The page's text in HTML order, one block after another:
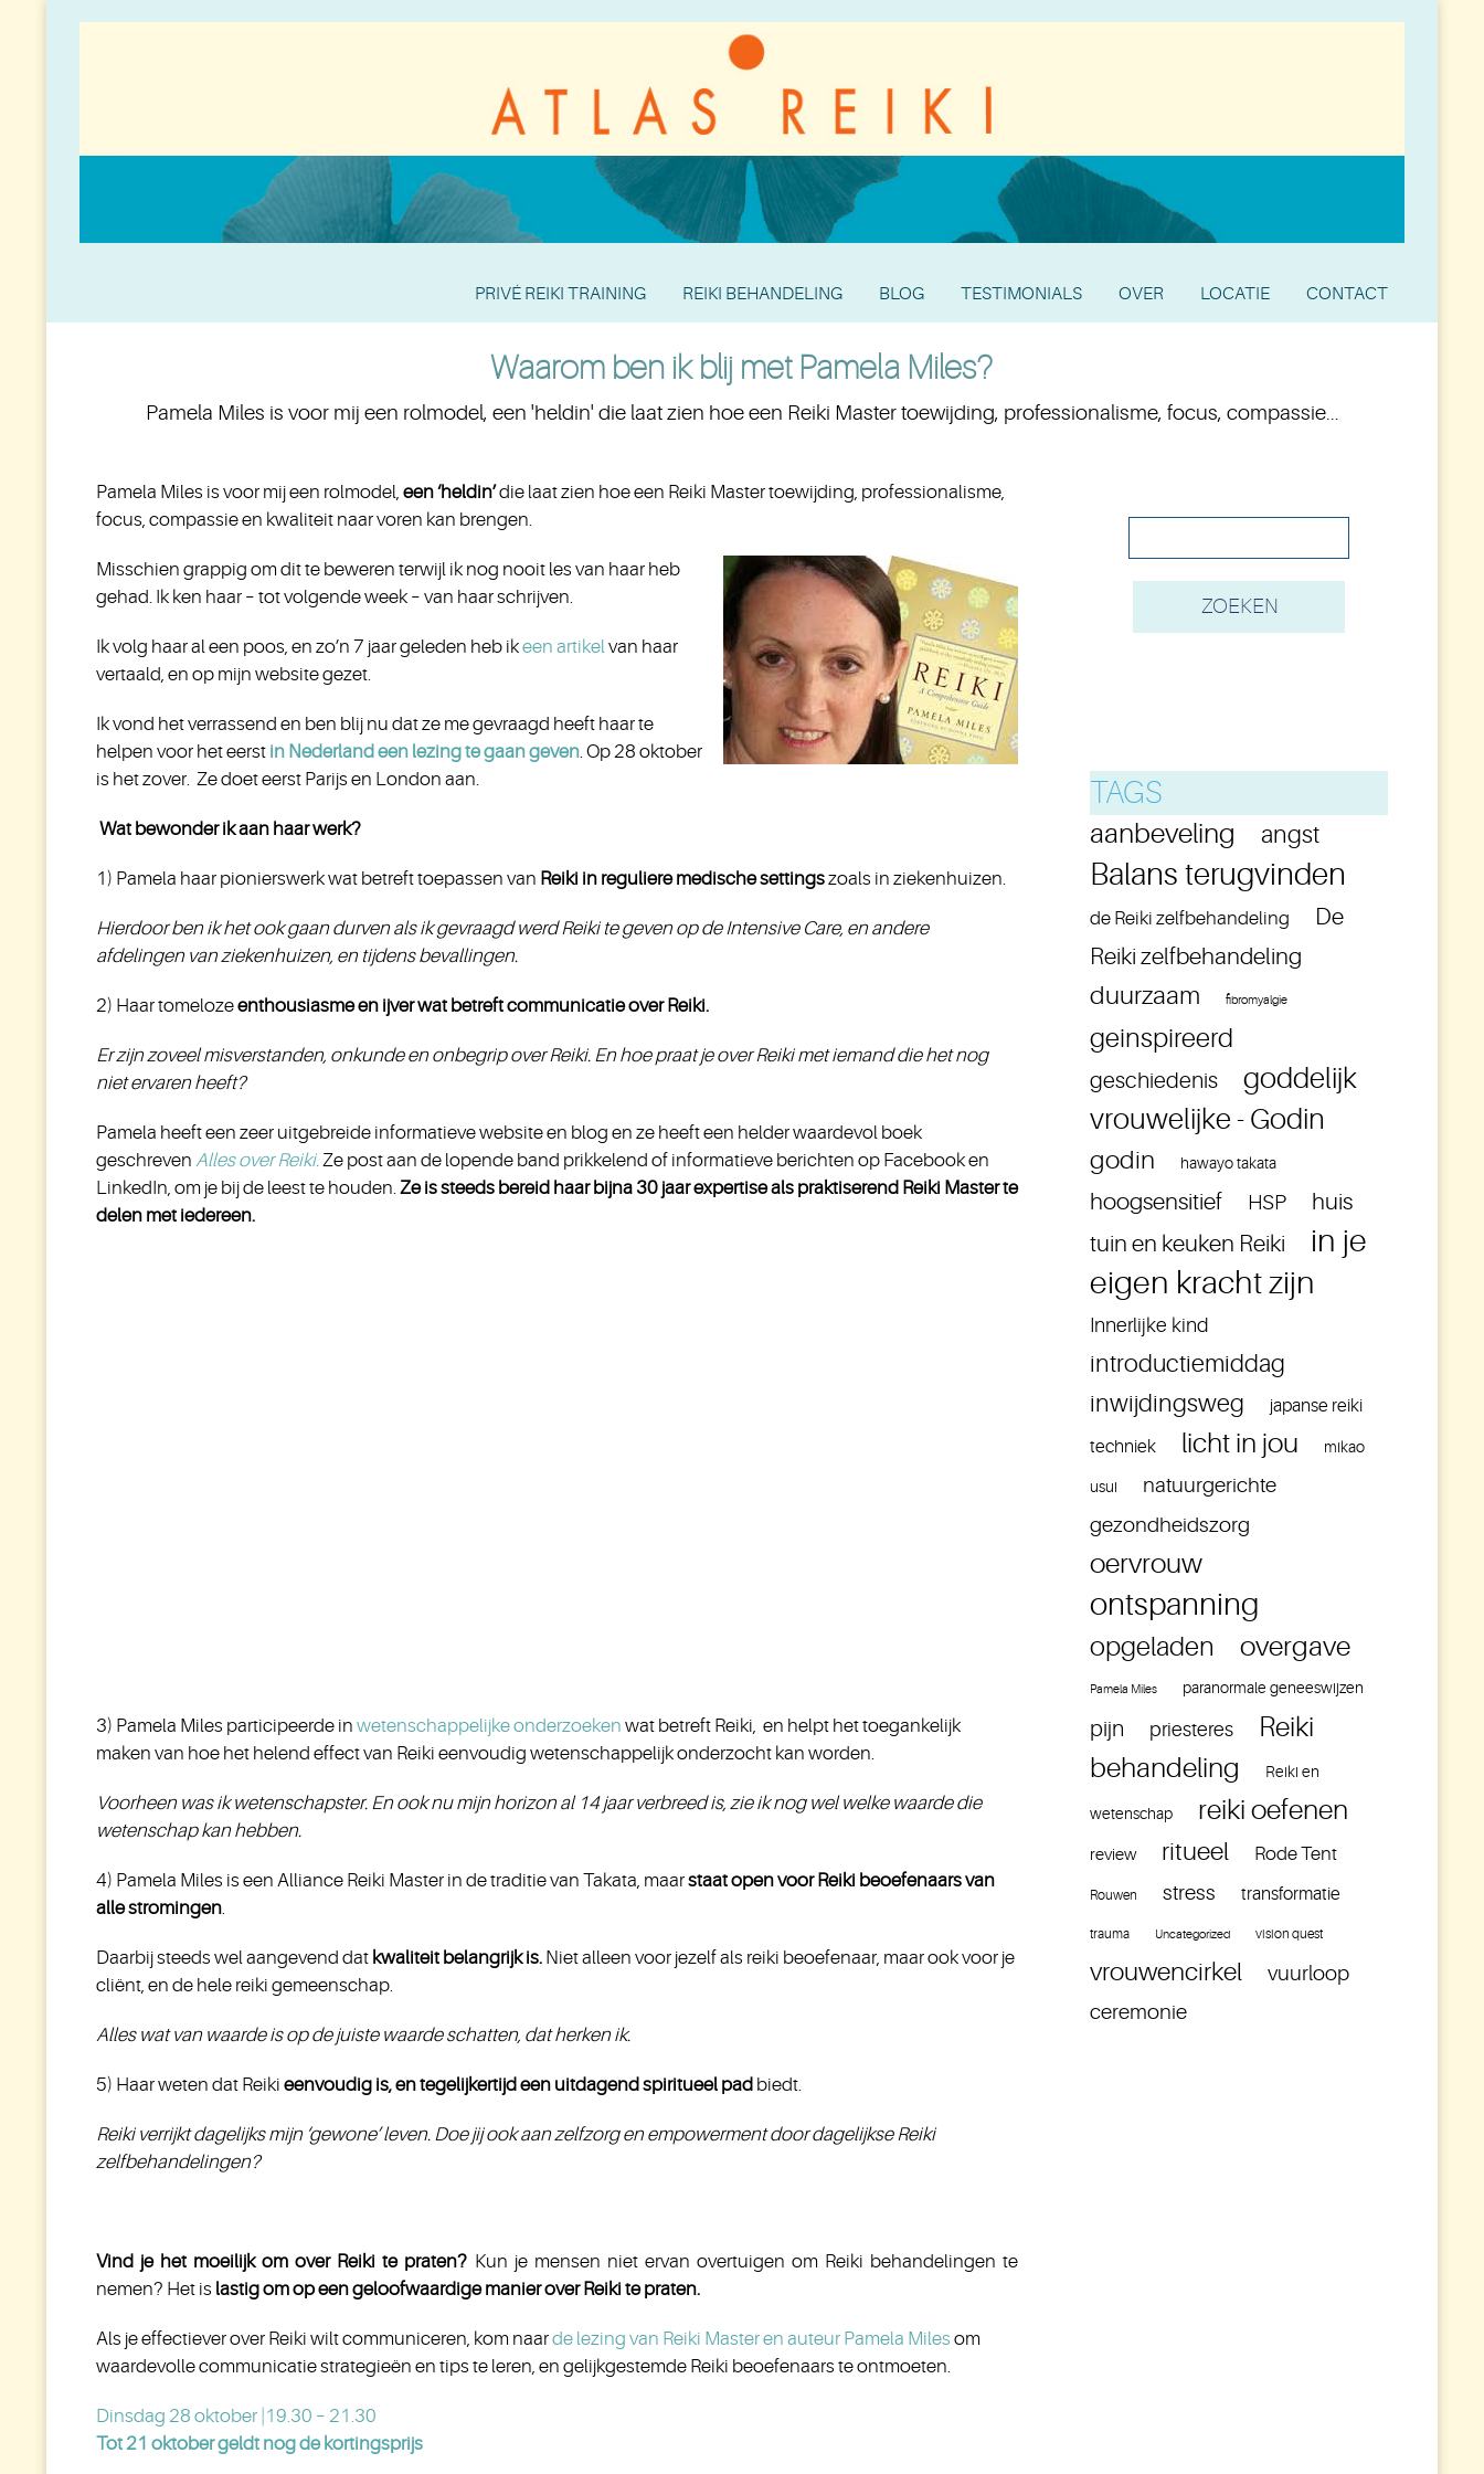
PRIVÉ REIKI TRAINING REIKI BEHANDELING BLOG TESTIMONIALS OVER LOCATIE CONTACT
Waarom ben ik blij met Pamela Miles?
Pamela Miles is voor mij een rolmodel, een 'heldin' die laat zien hoe een Reiki Master toewijding, professionalisme, focus, compassie...
Pamela Miles is voor mij een rolmodel, een ‘heldin’die laat zien hoe een Reiki Master toewijding, professionalisme,
focus, compassie en kwaliteit naar voren kan brengen.
Misschien grappig om dit te beweren terwijl ik nog nooit les van haar heb
gehad. Ik ken haar – tot volgende week – van haar schrijven.
Ik volg haar al een poos, en zo’n 7 jaar geleden heb ikeen artikelvan haar
vertaald, en op mijn website gezet.
Ik vond het verrassend en ben blij nu dat ze me gevraagd heeft haar te
helpen voor het eerst in Nederland een lezing te gaan geven. Op 28 oktober
is het zover. Ze doet eerst Parijs en London aan.
Wat bewonder ik aan haar werk?
1) Pamela haar pionierswerk wat betreft toepassen van Reiki in reguliere medische settingszoals in ziekenhuizen.
Hierdoor ben ik het ook gaan durven als ik gevraagd werd Reiki te geven op de Intensive Care, en andere
afdelingen van ziekenhuizen, en tijdens bevallingen.
2) Haar tomelozeenthousiasme en ijver wat betreft communicatie over Reiki.
Er zijn zoveel misverstanden, onkunde en onbegrip over Reiki. En hoe praat je over Reiki met iemand die het nog
niet ervaren heeft?
Pamela heeft een zeer uitgebreide informatieve website en blog en ze heeft een helder waardevol boek
geschreven Alles over Reiki.Ze post aan de lopende band prikkelend of informatieve berichten op Facebook en
LinkedIn, om je bij de leest te houden.Ze is steeds bereid haar bijna 30 jaar expertise als praktiserend Reiki Master te
delen met iedereen.
3) Pamela Miles participeerde in wetenschappelijke onderzoeken wat betreft Reiki, en helpt het toegankelijk
maken van hoe het helend effect van Reiki eenvoudig wetenschappelijk onderzocht kan worden.
Voorheen was ik wetenschapster. En ook nu mijn horizon al 14 jaar verbreed is, zie ik nog wel welke waarde die
wetenschap kan hebben.
4) Pamela Miles is een Alliance Reiki Master in de traditie van Takata, maarstaat open voor Reiki beoefenaars van
alle stromingen.
Daarbij steeds wel aangevend dat kwaliteit belangrijk is. Niet alleen voor jezelf als reiki beoefenaar, maar ook voor je
cliënt, en de hele reiki gemeenschap.
Alles wat van waarde is op de juiste waarde schatten, dat herken ik.
5) Haar weten dat Reiki eenvoudig is, en tegelijkertijd een uitdagend spiritueel pad biedt.
Reiki verrijkt dagelijks mijn ‘gewone’ leven. Doe jij ook aan zelfzorg en empowerment door dagelijkse Reiki
zelfbehandelingen?
Vind je het moeilijk om over Reiki te praten? Kun je mensen niet ervan overtuigen om Reiki behandelingen te
nemen? Het is lastig om op een geloofwaardige manier over Reiki te praten.
Als je effectiever over Reiki wilt communiceren, kom naarde lezing van Reiki Master en auteur Pamela Miles om
waardevolle communicatie strategieën en tips te leren, en gelijkgestemde Reiki beoefenaars te ontmoeten.
Dinsdag 28 oktober |19.30 – 21.30
Tot 21 oktober geldt nog de kortingsprijs
TAGS
aanbeveling angst
Balans terugvinden
de Reiki zelfbehandeling
De
Reiki zelfbehandeling
duurzaam fibromyalgie
geinspireerd
geschiedenis
goddelijk
vrouwelijke - Godin
godin hawayo takata
hoogsensitief HSP
huis
tuin en keuken Reiki
in je
eigen kracht zijn
Innerlijke kind
introductiemiddag
inwijdingsweg
japanse reiki
techniek licht in jou mikao
usui
natuurgerichte
gezondheidszorg
oervrouw
ontspanning
opgeladen overgave
Pamela Miles paranormale geneeswijzen
pijn priesteres
Reiki
behandeling
Reiki en
wetenschap reiki oefenen
review ritueel Rode Tent
Rouwen stress transformatie
trauma Uncategorized vision quest
vrouwencirkel
vuurloop
ceremonie